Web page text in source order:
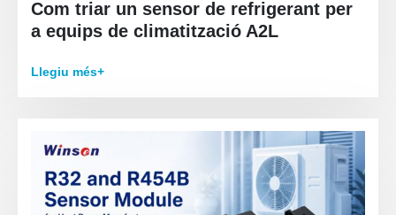
Com triar un sensor de refrigerant per
a equips de climatització A2L
Llegiu més+